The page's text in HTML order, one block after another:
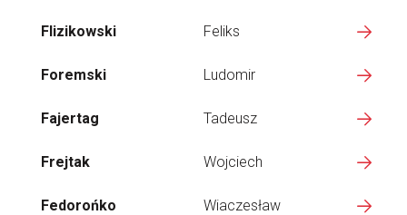
Flizikowski Feliks
Foremski Ludomir
Fajertag Tadeusz
Frejtak Wojciech
Fedorońko Wiaczesław